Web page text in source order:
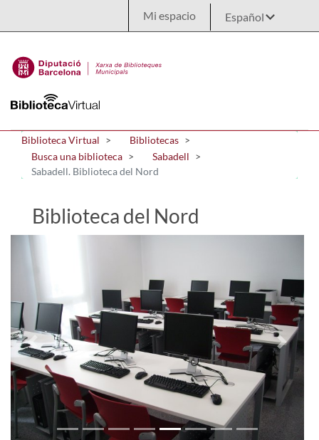
Mi espacio
Biblioteca Virtual
Bibliotecas
Busca una biblioteca
Sabadell
Sabadell. Biblioteca del Nord
Biblioteca del Nord
Previous Next